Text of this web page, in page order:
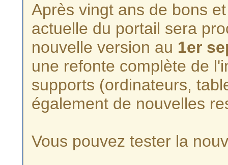
Après vingt ans de bons
actuelle du portail sera
nouvelle version au 1er
une refonte complète de
supports (ordinateurs,
également de nouvelles
Vous pouvez tester la